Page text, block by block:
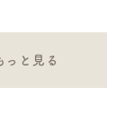
っと見る